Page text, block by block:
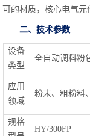
可的材质，核心电气元
二、技术参数
设备
类型
全自动调料粉
应用
领域
粉末、粗粉料
规格
HY/300FP